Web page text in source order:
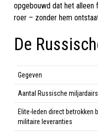
opgebouwd dat het alleen
roer – zonder hem
De
Gegeven
Aantal Russische miljardairs
Elite-leden direct betrokken
militaire leveranties